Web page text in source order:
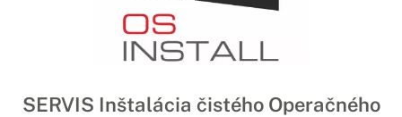
SERVIS Inštalácia čistého Operačného